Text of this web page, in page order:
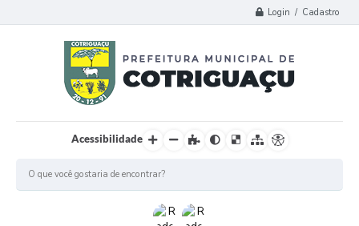
Login / Cadastro
Acessibilidade